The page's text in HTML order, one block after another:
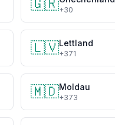
🇬🇷+30
🇱🇻Lettland
+371
🇲🇩Moldau
+373